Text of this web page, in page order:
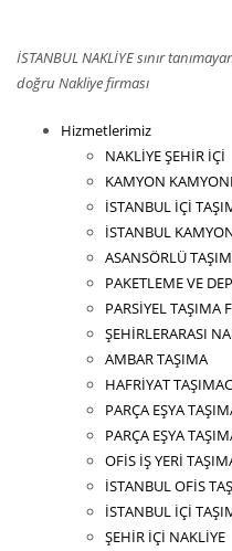
İSTANBUL NAKLİYE sınır
doğru Nakliye firması
Hizmetlerimiz
NAKLİYE ŞEHİR İÇİ
KAMYON
İSTANBUL İÇİ
İSTANBUL
ASANSÖRLÜ
PAKETLEME VE
PARSİYEL TAŞIMA
ŞEHİRLERARASI
AMBAR TAŞIMA
HAFRİYAT
PARÇA EŞYA
PARÇA EŞYA
OFİS İŞ YERİ
İSTANBUL OFİS
İSTANBUL İÇİ
ŞEHİR İÇİ NAKLİYE